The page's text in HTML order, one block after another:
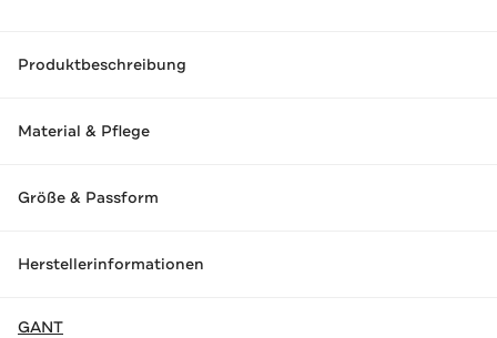
Produktbeschreibung
Material & Pflege
Größe & Passform
Herstellerinformationen
GANT